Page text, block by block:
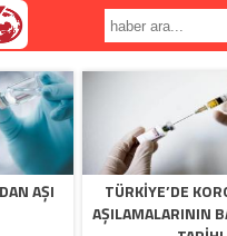
AŞI
TÜRKIYE’DE
AŞILAMALARININ